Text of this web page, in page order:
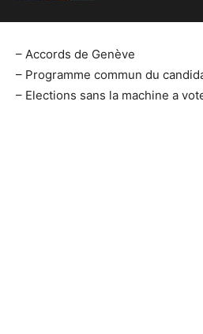
– Accords de Genève
– Programme commun du
– Elections sans la machine a